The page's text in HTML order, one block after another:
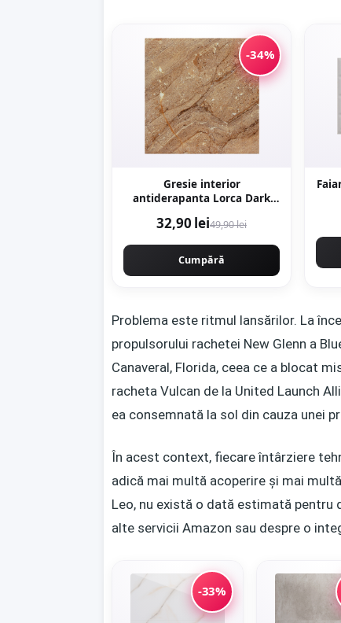
-34%
Gresie interior
antiderapanta Lorca Dark
marmura
32,90 lei49,90 lei
Cumpără
Problema este ritmul lansărilor. La
propulsorului rachetei New Glenn a
Canaveral, Florida, ceea ce a blocat
racheta Vulcan de la United Launch
ea consemnată la sol din cauza unei
În acest context, fiecare întârziere
adică mai multă acoperire și mai
Leo, nu există o dată estimată
alte servicii Amazon sau despre o
-33%